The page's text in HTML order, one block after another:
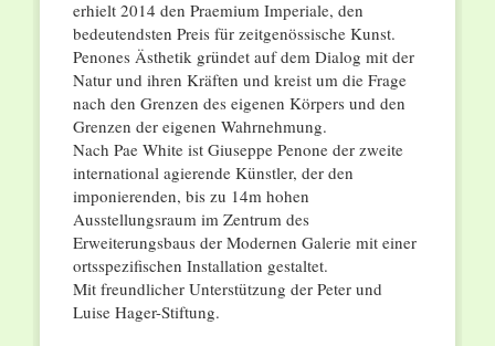
erhielt 2014 den Praemium Imperiale, den
bedeutendsten Preis für zeitgenössische Kunst.
Penones Ästhetik gründet auf dem Dialog mit der
Natur und ihren Kräften und kreist um die Frage
nach den Grenzen des eigenen Körpers und den
Grenzen der eigenen Wahrnehmung.
Nach Pae White ist Giuseppe Penone der zweite
international agierende Künstler, der den
imponierenden, bis zu 14m hohen
Ausstellungsraum im Zentrum des
Erweiterungsbaus der Modernen Galerie mit einer
ortsspezifischen Installation gestaltet.
Mit freundlicher Unterstützung der Peter und
Luise Hager-Stiftung.